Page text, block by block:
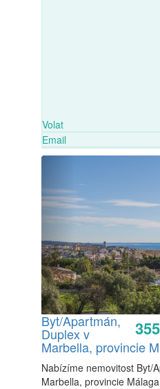
Volat
Email
Prodej
K dispozici
Byt/Apartmán,
Duplex v
Marbella, provincie
Nabízíme nemovitost Byt/
Marbella, provincie